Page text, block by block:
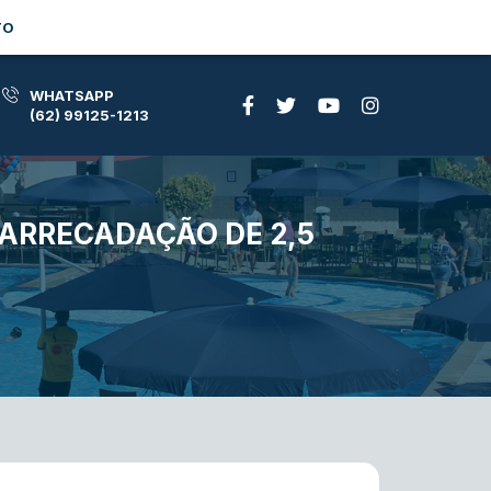
WHATSAPP
(62) 99125-1213
DE 2,5